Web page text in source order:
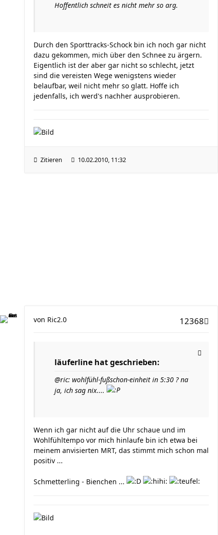
Hoffentlich schneit es nicht mehr so arg.
Durch den Sporttracks-Schock bin ich noch gar nicht
dazu gekommen, mich über den Schnee zu ärgern.
Eigentlich ist der aber gar nicht so schlecht, jetzt
sind die vereisten Wege wenigstens wieder
belaufbar, weil nicht mehr so glatt. Hoffe ich
jedenfalls, ich werd's nachher ausprobieren.
Zitieren 10.02.2010, 11:32
12368
von Ric2.0
läuferline hat geschrieben:
@ric: wohlfühl-fußschon-einheit in 5:30 ? na
ja, ich sag nix....
Wenn ich gar nicht auf die Uhr schaue und im
Wohlfühltempo vor mich hinlaufe bin ich etwa bei
meinem anvisierten MRT, das stimmt mich schon mal
positiv ...
Schmetterling - Bienchen ...